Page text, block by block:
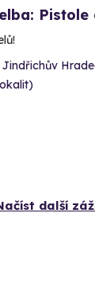
Pistole
Jindřichův
další